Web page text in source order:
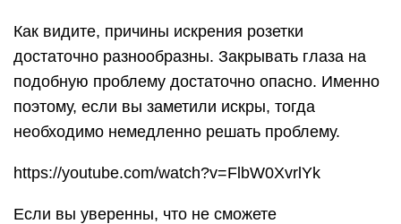
Как видите, причины искрения розетки
достаточно разнообразны. Закрывать глаза на
подобную проблему достаточно опасно. Именно
поэтому, если вы заметили искры, тогда
необходимо немедленно решать проблему.
https://youtube.com/watch?v=FlbW0XvrlYk
Если вы уверенны, что не сможете